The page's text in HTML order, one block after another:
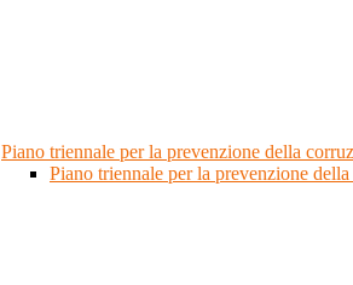
Piano triennale per la prevenzione della
Piano triennale per la prevenzione